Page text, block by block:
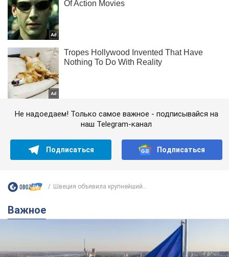
Не надоедаем! Только самое важное - подписывайся на
наш Telegram-канал
Подписаться Подписаться
Швеция объявила крупнейший...
Важное